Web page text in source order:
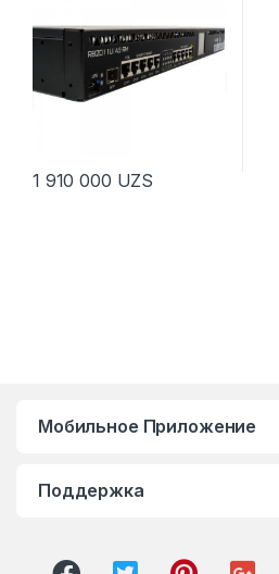
1 910 000 UZS
Мобильное Приложение
Поддержка